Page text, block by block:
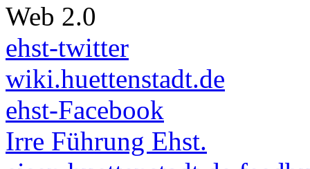
Web 2.0
ehst-twitter
wiki.huettenstadt.de
ehst-Facebook
Irre Führung Ehst.